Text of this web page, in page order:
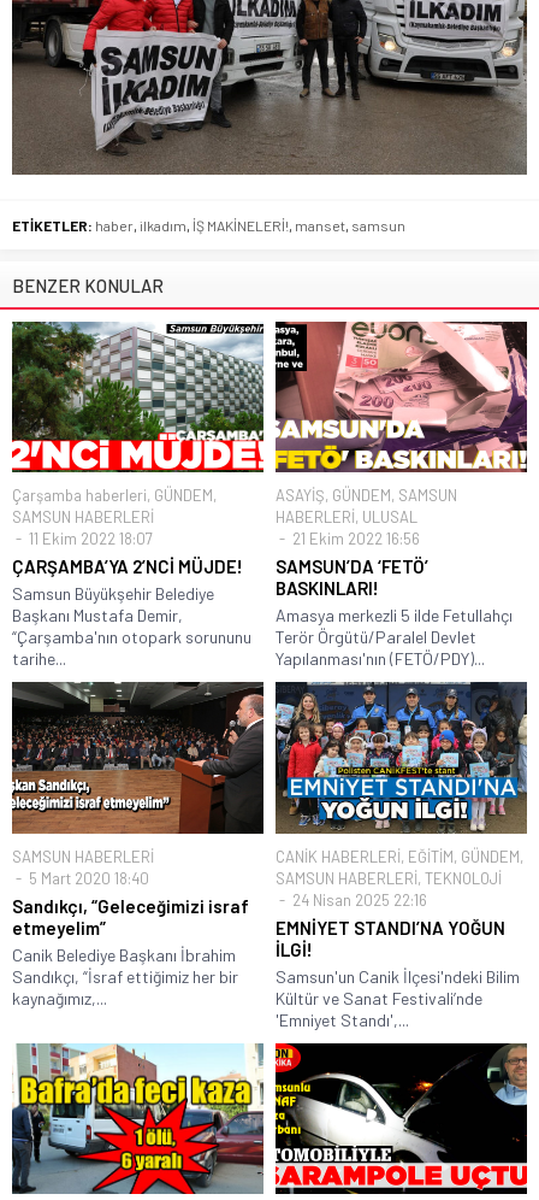
ETİKETLER: haber, ilkadım, İŞ MAKİNELERİ!, manset, samsun
BENZER KONULAR
Çarşamba haberleri, GÜNDEM,
SAMSUN HABERLERİ
11 Ekim 2022 18:07
ÇARŞAMBA’YA 2’NCİ MÜJDE!
Samsun Büyükşehir Belediye
Başkanı Mustafa Demir,
“Çarşamba'nın otopark sorununu
tarihe...
ASAYİŞ, GÜNDEM, SAMSUN
HABERLERİ, ULUSAL
21 Ekim 2022 16:56
SAMSUN’DA ‘FETÖ’
BASKINLARI!
Amasya merkezli 5 ilde Fetullahçı
Terör Örgütü/Paralel Devlet
Yapılanması'nın (FETÖ/PDY)...
SAMSUN HABERLERİ
5 Mart 2020 18:40
Sandıkçı, “Geleceğimizi israf
etmeyelim”
Canik Belediye Başkanı İbrahim
Sandıkçı, “İsraf ettiğimiz her bir
kaynağımız,...
CANİK HABERLERİ, EĞİTİM, GÜNDEM,
SAMSUN HABERLERİ, TEKNOLOJİ
24 Nisan 2025 22:16
EMNİYET STANDI’NA YOĞUN
İLGİ!
Samsun'un Canik İlçesi'ndeki Bilim
Kültür ve Sanat Festivali’nde
'Emniyet Standı',...